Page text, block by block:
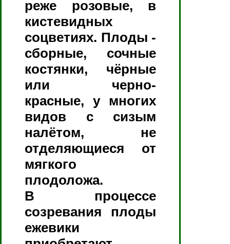
реже розовые, в
кистевидных
соцветиях. Плоды -
сборные, сочные
костянки, чёрные
или черно-
красные, у многих
видов с сизым
налётом, не
отделяющиеся от
мягкого
плодоложа.
В процессе
созревания плоды
ежевики